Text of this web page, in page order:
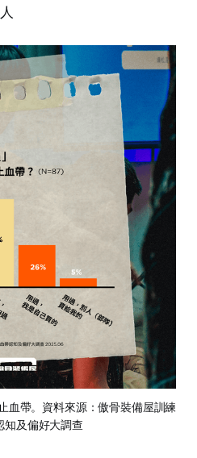
血帶。資料來源：傲骨裝備屋訓練
知及偏好大調查